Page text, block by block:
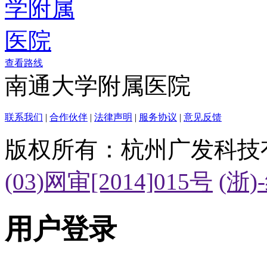
查看路线
南通大学附属医院
联系我们 | 合作伙伴 | 法律声明 | 服务协议 | 意见反馈
版权所有：杭州广发科
(03)网审[2014]015号 (浙
用户登录